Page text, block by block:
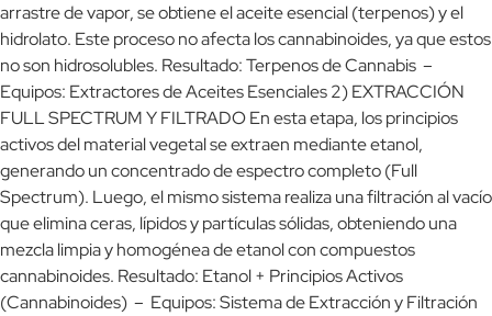
arrastre de vapor, se obtiene el aceite esencial (terpenos) y el
hidrolato. Este proceso no afecta los cannabinoides, ya que estos
no son hidrosolubles. Resultado: Terpenos de Cannabis –
Equipos: Extractores de Aceites Esenciales 2) EXTRACCIÓN
FULL SPECTRUM Y FILTRADO​ En esta etapa, los principios
activos del material vegetal se extraen mediante etanol,
generando un concentrado de espectro completo (Full
Spectrum). Luego, el mismo sistema realiza una filtración al vacío
que elimina ceras, lípidos y partículas sólidas, obteniendo una
mezcla limpia y homogénea de etanol con compuestos
cannabinoides. Resultado: Etanol + Principios Activos
(Cannabinoides) – Equipos: Sistema de Extracción y Filtración